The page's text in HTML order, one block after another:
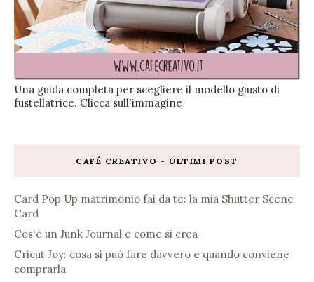
Una guida completa per scegliere il modello giusto di
fustellatrice. Clicca sull'immagine
CAFÉ CREATIVO - ULTIMI POST
Card Pop Up matrimonio fai da te: la mia Shutter Scene
Card
Cos'è un Junk Journal e come si crea
Cricut Joy: cosa si può fare davvero e quando conviene
comprarla